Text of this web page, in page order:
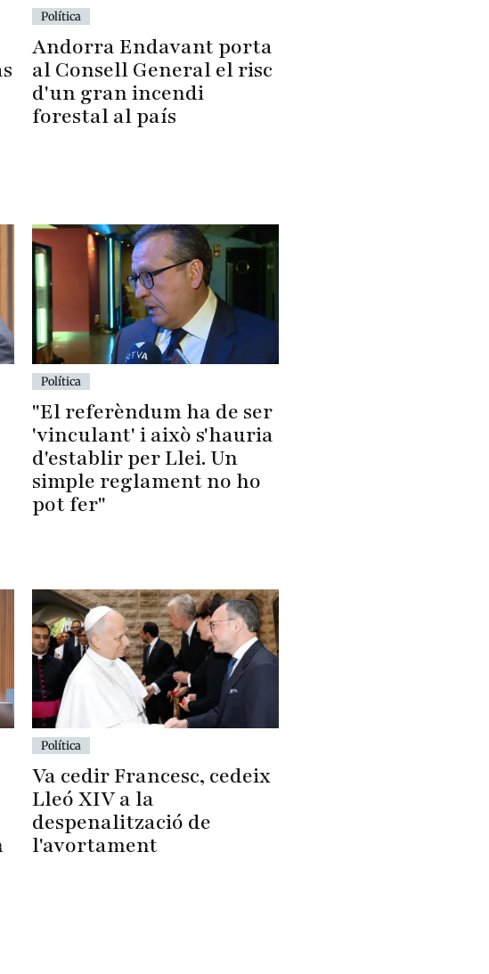
Política
Andorra Endavant porta
al Consell General el risc
d'un gran incendi
forestal al país
Política
"El referèndum ha de ser
'vinculant' i això s'hauria
d'establir per Llei. Un
simple reglament no ho
pot fer"
Política
Va cedir Francesc, cedeix
Lleó XIV a la
despenalització de
l'avortament